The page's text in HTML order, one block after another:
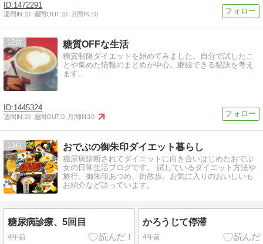
1472291
週間IN:10 週間OUT:10 月間IN:10
12 糖質OFFな生活
糖質制限ダイエットを始めてみました。自分で試したこ
とや集めた情報のまとめが中心。継続できる秘訣を考え
ます。
1445324
週間IN:10 週間OUT:0 月間IN:10
13 おでぶの御朱印ダイエット暮らし
糖尿病診断されてダイエットに向き合いはじめたおでぶ
女の日常生活ブログです。 試しているダイエット方法や
旅行、御朱印あつめ、街散歩、お気に入りのおいしいも
お紹介など語っています。
糖尿病診療、5回目
4年前
かろうじて停滞
4年前